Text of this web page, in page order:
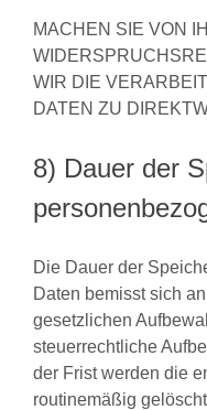
MACHEN SIE VON
WIR DIE
DATEN ZU
8) Dauer der
Die Dauer der
Daten bemisst sich
gesetzlichen
steuerrechtliche
der Frist werden die
routinemäßig